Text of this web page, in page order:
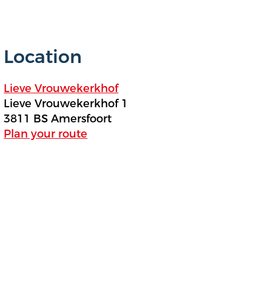
Location
Lieve Vrouwekerkhof
Lieve Vrouwekerkhof 1
3811 BS Amersfoort
Plan your route